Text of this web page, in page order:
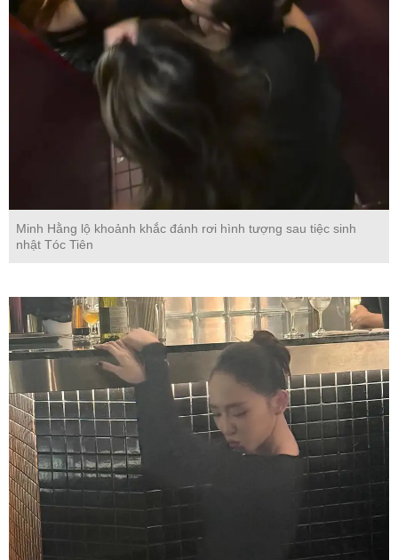
Minh Hằng lộ khoảnh khắc đánh rơi hình tượng sau tiệc sinh
nhật Tóc Tiên